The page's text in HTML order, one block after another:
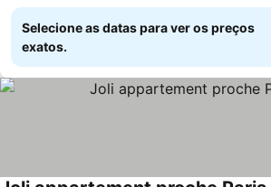
Selecione as datas para ver os preços
exatos.